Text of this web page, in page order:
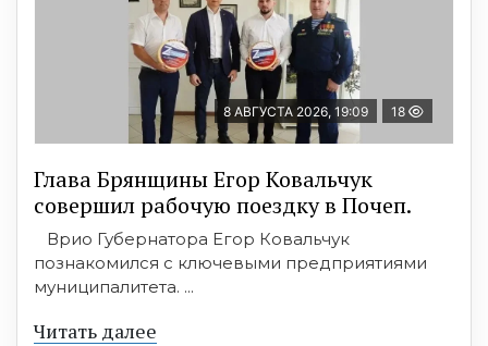
8 АВГУСТА 2026, 19:09 18
Глава Брянщины Егор Ковальчук
совершил рабочую поездку в Почеп.
Врио Губернатора Егор Ковальчук
познакомился с ключевыми предприятиями
муниципалитета. ...
Читать далее